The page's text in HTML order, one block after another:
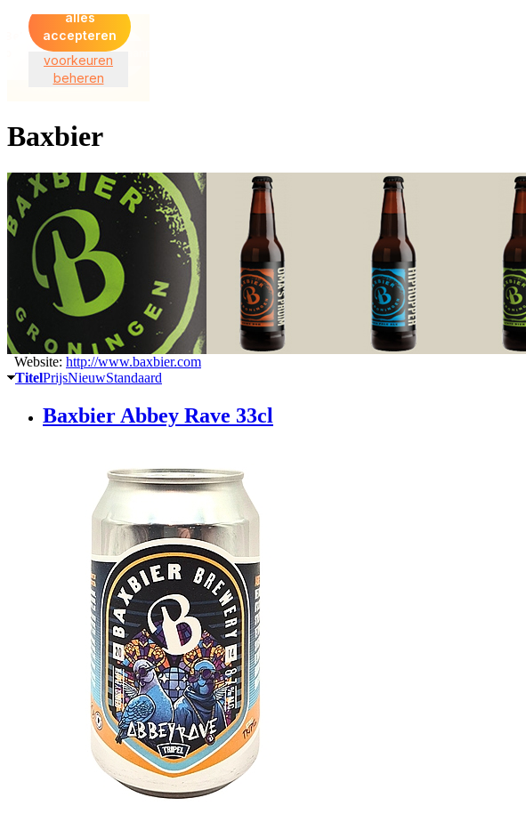
Baxbier
Website: http://www.baxbier.com
TitelPrijsNieuwStandaard
Baxbier Abbey Rave 33cl